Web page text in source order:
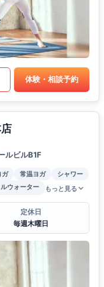
体験・相談予約
ルビルB1F
ガ 常温ヨガ
シャワー
ウォーター もっと見る
定休日
毎週木曜日